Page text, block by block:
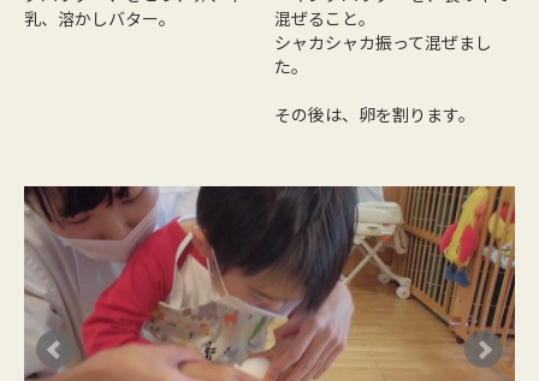
乳、溶かしバター。
混ぜること。
シャカシャカ振って混ぜまし
た。
その後は、卵を割ります。